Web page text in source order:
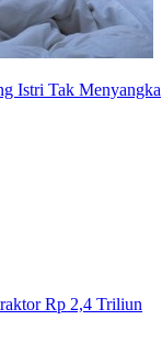
Istri Tak Menyangka
Rp 2,4 Triliun